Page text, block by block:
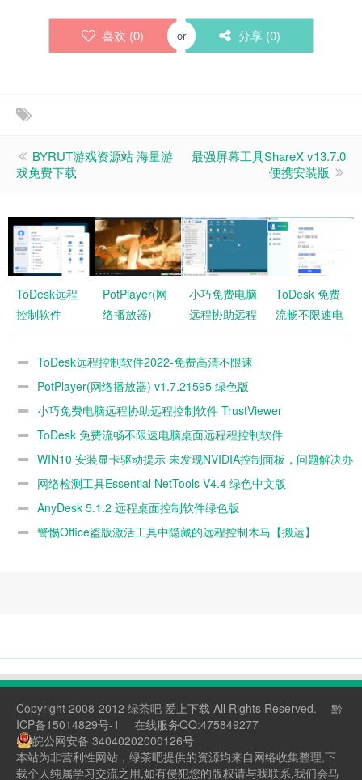
喜欢 (0) or 分享 (0)
BYRUT游戏资源站 海量游
戏免费下载
最强屏幕工具ShareX v13.7.0
便携安装版
ToDesk远程
控制软件
清不限速
PotPlayer(网
络播放器)
绿色版
小巧免费电脑
远程协助远程
TrustViewer
ToDesk 免费
流畅不限速电
ToDesk远程控制软件2022-免费高清不限速
PotPlayer(网络播放器) v1.7.21595 绿色版
小巧免费电脑远程协助远程控制软件 TrustViewer
ToDesk 免费流畅不限速电脑桌面远程程控制软件
WIN10 安装显卡驱动提示 未发现NVIDIA控制面板，问题解决办
法。网络检测工具Essential NetTools V4.4 绿色中文版
AnyDesk 5.1.2 远程桌面控制软件绿色版
警惕Office盗版激活工具中隐藏的远程控制木马【搬运】
Copyright 2008-2012 绿茶吧 爱上下载 All Rights Reserved.
黔
ICP备15014829号-1
在线服务QQ:475849277
皖公网安备 34040202000126号
本站为非营利性网站，绿茶吧提供的资源均来自网络收集整理,下
载个人纯属学习交流之用,如有侵犯您的版权请与我联系,我们会马